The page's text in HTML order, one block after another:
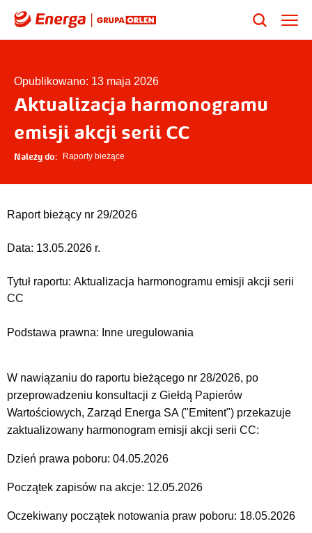
Opublikowano: 13 maja 2026
Aktualizacja harmonogramu
emisji akcji serii CC
Należy do: Raporty bieżące
Raport bieżący nr 29/2026
Data: 13.05.2026 r.
Tytuł raportu: Aktualizacja harmonogramu emisji akcji serii
CC
Podstawa prawna: Inne uregulowania
W nawiązaniu do raportu bieżącego nr 28/2026, po
przeprowadzeniu konsultacji z Giełdą Papierów
Wartościowych, Zarząd Energa SA ("Emitent") przekazuje
zaktualizowany harmonogram emisji akcji serii CC:
Dzień prawa poboru: 04.05.2026
Początek zapisów na akcje: 12.05.2026
Oczekiwany początek notowania praw poboru: 18.05.2026